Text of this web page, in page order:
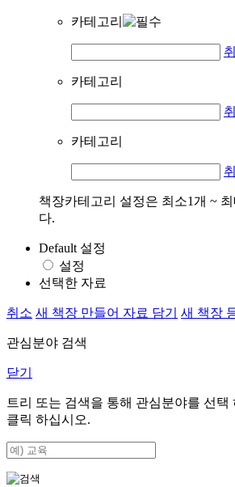
카테고리
카테고리
카테고리
책장카테고리 설정은 최소1개 ~
다.
Default 설정
설정
선택한 자료
취소 새 책장 만들어 자료 담기 새 책장
관심분야 검색
닫기
트리 또는 검색을 통해 관심분야를 선택
클릭 하십시오.